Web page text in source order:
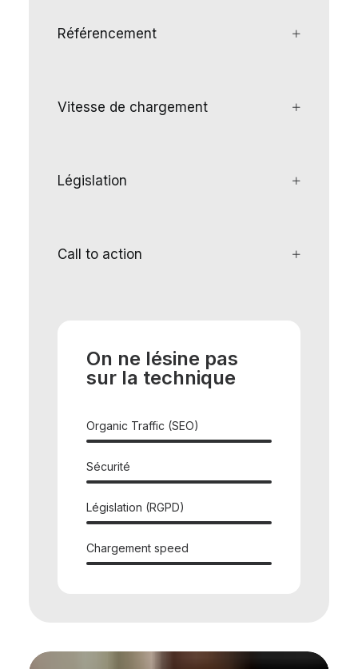
Référencement
Vitesse de chargement
Législation
Call to action
On ne lésine pas
sur la technique
Organic Traffic (SEO)
Sécurité
Législation (RGPD)
Chargement speed